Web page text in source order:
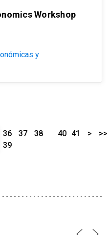
Workshop
y
36 37
38
39
40 41 > >>